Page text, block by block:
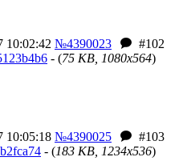
10:02:42 №4390023
#102
- (75 KB, 1080x564)
10:05:18 №4390025
#103
- (183 KB, 1234x536)